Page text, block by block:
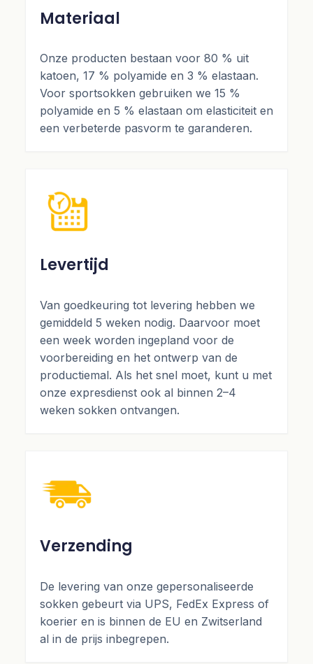
Materiaal
Onze producten bestaan voor 80 % uit
katoen, 17 % polyamide en 3 % elastaan.
Voor sportsokken gebruiken we 15 %
polyamide en 5 % elastaan om elasticiteit en
een verbeterde pasvorm te garanderen.
Levertijd
Van goedkeuring tot levering hebben we
gemiddeld 5 weken nodig. Daarvoor moet
een week worden ingepland voor de
voorbereiding en het ontwerp van de
productiemal. Als het snel moet, kunt u met
onze expresdienst ook al binnen 2–4
weken sokken ontvangen.
Verzending
De levering van onze gepersonaliseerde
sokken gebeurt via UPS, FedEx Express of
koerier en is binnen de EU en Zwitserland
al in de prijs inbegrepen.